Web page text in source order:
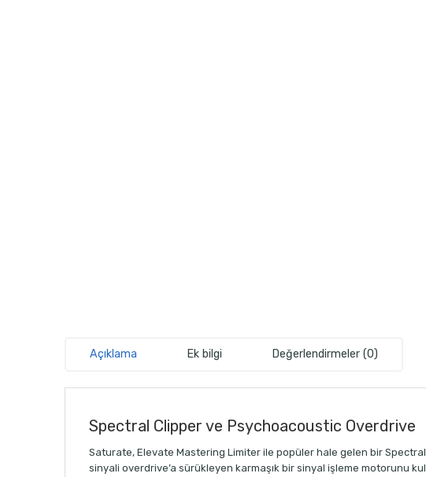
Açıklama Ek bilgi Değerlendirmeler (0)
Spectral Clipper ve Psychoacoustic Overdrive
Saturate, Elevate Mastering Limiter ile popüler hale gelen bir
sinyali overdrive’a sürükleyen karmaşık bir sinyal işleme motorunu